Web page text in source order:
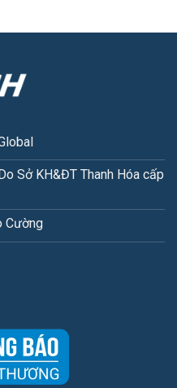
Sở KH&ĐT Thanh Hóa cấp
Cường